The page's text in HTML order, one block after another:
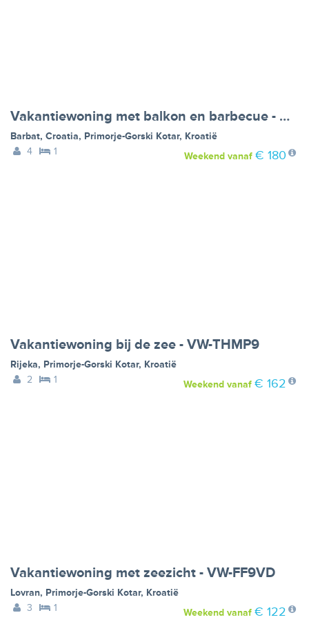
Vakantiewoning met balkon en barbecue - VW-ZTWCZ
Barbat, Croatia, Primorje-Gorski Kotar, Kroatië
4
1 Weekendvanaf € 180
Vakantiewoning bij de zee - VW-THMP9
Rijeka, Primorje-Gorski Kotar, Kroatië
2
1 Weekendvanaf € 162
Vakantiewoning met zeezicht - VW-FF9VD
Lovran, Primorje-Gorski Kotar, Kroatië
3
1 Weekendvanaf € 122